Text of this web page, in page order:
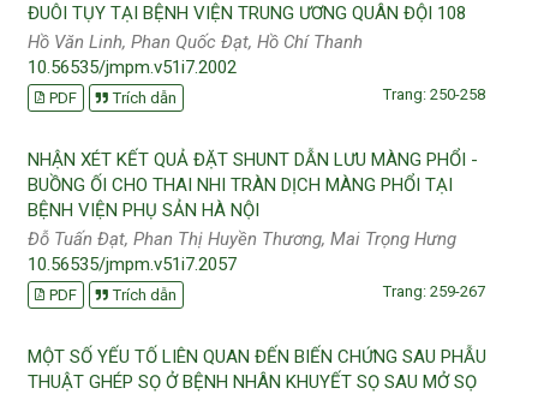
ĐUÔI TỤY TẠI BỆNH VIỆN TRUNG ƯƠNG QUÂN ĐỘI 108
Hồ Văn Linh, Phan Quốc Đạt, Hồ Chí Thanh
10.56535/jmpm.v51i7.2002
PDF Trích dẫn Trang: 250-258
NHẬN XÉT KẾT QUẢ ĐẶT SHUNT DẪN LƯU MÀNG PHỔI -
BUỒNG ỐI CHO THAI NHI TRÀN DỊCH MÀNG PHỔI TẠI
BỆNH VIỆN PHỤ SẢN HÀ NỘI
Đỗ Tuấn Đạt, Phan Thị Huyền Thương, Mai Trọng Hưng
10.56535/jmpm.v51i7.2057
PDF Trích dẫn Trang: 259-267
MỘT SỐ YẾU TỐ LIÊN QUAN ĐẾN BIẾN CHỨNG SAU PHẪU
THUẬT GHÉP SỌ Ở BỆNH NHÂN KHUYẾT SỌ SAU MỞ SỌ